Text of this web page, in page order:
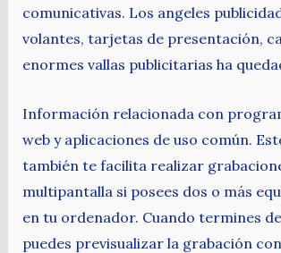
comunicativas. Los angeles
volantes, tarjetas de presentación,
enormes vallas publicitarias ha
Información relacionada con
web y aplicaciones de uso común.
también te facilita realizar
multipantalla si posees dos o más
en tu ordenador. Cuando termines
puedes previsualizar la grabación